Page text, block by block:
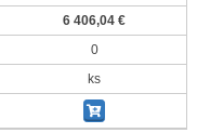
6 406,04 €
0
ks